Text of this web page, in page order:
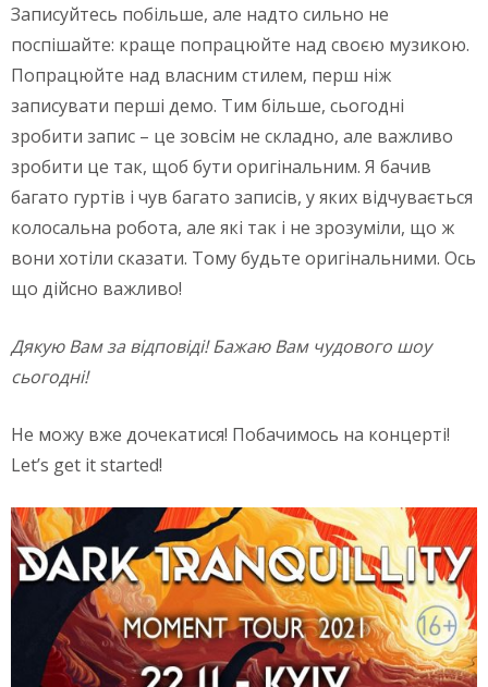
Записуйтесь побільше, але надто сильно не
поспішайте: краще попрацюйте над своєю музикою.
Попрацюйте над власним стилем, перш ніж
записувати перші демо. Тим більше, сьогодні
зробити запис – це зовсім не складно, але важливо
зробити це так, щоб бути оригінальним. Я бачив
багато гуртів і чув багато записів, у яких відчувається
колосальна робота, але які так і не зрозуміли, що ж
вони хотіли сказати. Тому будьте оригінальними. Ось
що дійсно важливо!
Дякую Вам за відповіді! Бажаю Вам чудового шоу
сьогодні!
Не можу вже дочекатися! Побачимось на концерті!
Let’s get it started!